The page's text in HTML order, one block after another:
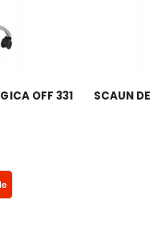
OFF 331